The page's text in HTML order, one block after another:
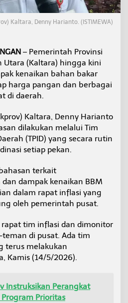
n
a
a
n
B
M
t
a
d
a
r
g
a
g
a
n
Kaltara, Denny Harianto. (ISTIMEWA)
– Pemerintah Provinsi
Utara (Kaltara) hingga kini
kenaikan bahan bakar
harga pangan dan berbagai
di daerah.
Kaltara, Denny Harianto
dilakukan melalui Tim
(TPID) yang secara rutin
setiap pekan.
terkait
dampak kenaikan BBM
dalam rapat inflasi yang
oleh pemerintah pusat.
rapat tim inflasi dan dimonitor
di pusat. Ada tim
terus melakukan
Kamis (14/5/2026).
Instruksikan Perangkat
Prioritas